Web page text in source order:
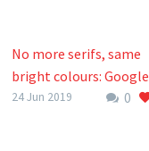
No more serifs, same
bright colours: Google
new identity (Demo)
0
24 Jun 2019